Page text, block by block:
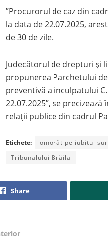
”Procurorul de caz din
la data de 22.07.2025,
de 30 de zile.
Judecătorul de drepturi şi
propunerea Parchetului
preventivă a inculpatului
22.07.2025”, se
relaţii publice din cadrul
Etichete: omorât pe iubitul
Tribunalului Brăila
Share